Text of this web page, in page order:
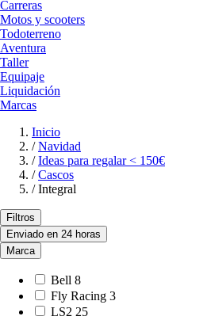
Carreras
Motos y scooters
Todoterreno
Aventura
Taller
Equipaje
Liquidación
Marcas
Inicio
/ Navidad
/ Ideas para regalar < 150€
/ Cascos
/ Integral
Filtros
Enviado en 24 horas
Marca
Bell 8
Fly Racing 3
LS2 25